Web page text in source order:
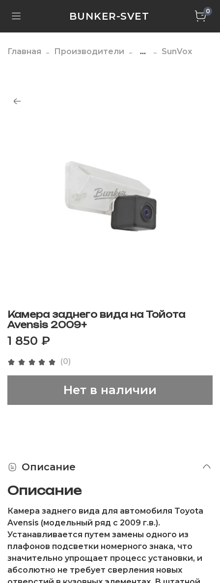
BUNKER-SVET 0
Главная Производители ... SunVox
(0)
Камера заднего вида на Тойота
Avensis 2009+
1 850 ₽
Нет в наличии
Описание
Описание
Камера заднего вида для автомобиля Toyota
Avensis (модельный ряд c 2009 г.в.).
Устанавливается путем замены одного из
плафонов подсветки номерного знака, что
значительно упрощает процесс установки, и
абсолютно не требует сверления новых